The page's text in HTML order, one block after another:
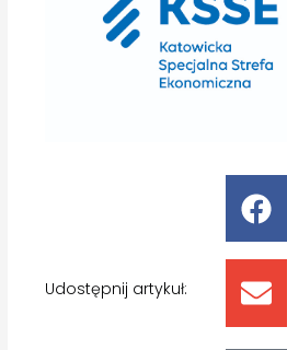
Udostępnij artykuł: